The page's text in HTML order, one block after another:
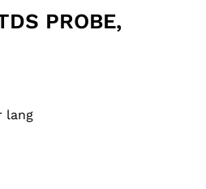
PROBE,
lang